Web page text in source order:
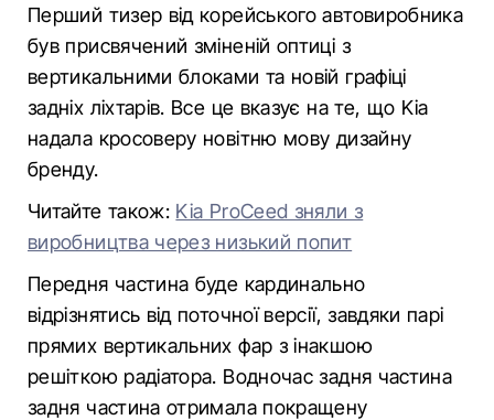
Перший тизер від корейського автовиробника
був присвячений зміненій оптиці з
вертикальними блоками та новій графіці
задніх ліхтарів. Все це вказує на те, що Kia
надала кросоверу новітню мову дизайну
бренду.
Читайте також: Kia ProCeed зняли з
виробництва через низький попит
Передня частина буде кардинально
відрізнятись від поточної версії, завдяки парі
прямих вертикальних фар з інакшою
решіткою радіатора. Водночас задня частина
задня частина отримала покращену